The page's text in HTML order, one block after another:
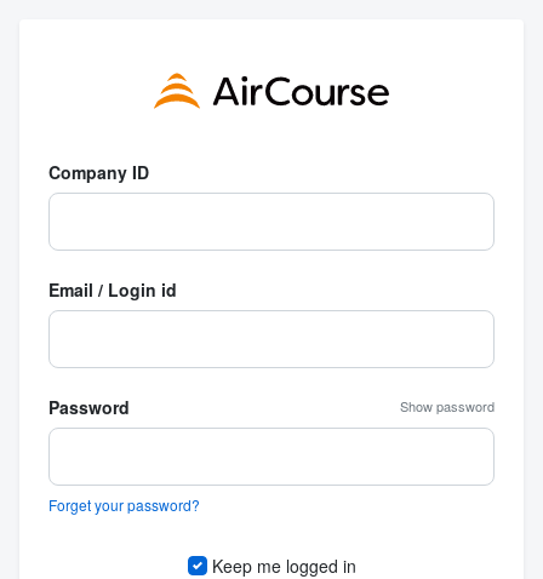
Company ID
Email / Login id
Password Show password
Forget your password?
Keep me logged in